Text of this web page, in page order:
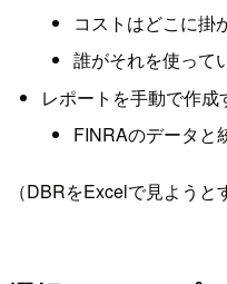
コストはどこに掛
誰がそれを使って
レポートを手動で作成
FINRAのデータと
（DBRをExcelで見よう